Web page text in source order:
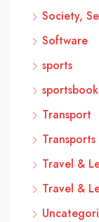
Society,
Software
sports
sportsbook
Transport
Transports
Travel &
Travel &